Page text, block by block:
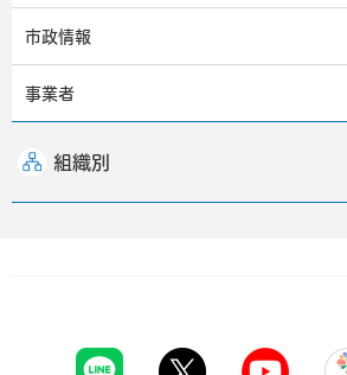
市政情報
事業者
組織別